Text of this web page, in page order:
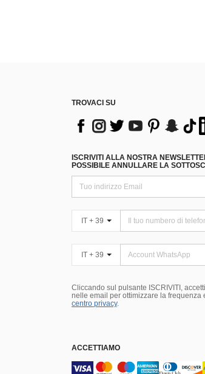
TROVACI SU
ISCRIVITI ALLA NOSTRA
POSSIBILE ANNULLARE LA
IT + 39
IT + 39
Cliccando sul pulsante ISCRIVITI,
nelle email per ottimizzare la
centro privacy.
ACCETTIAMO